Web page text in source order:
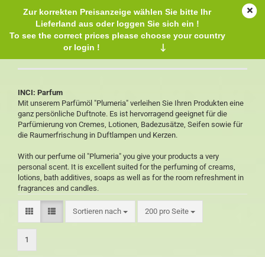
Zur korrekten Preisanzeige wählen Sie bitte Ihr
Lieferland aus oder loggen Sie sich ein !
To see the correct prices please choose your country
or login !
↓
Parfümöl Plumeria
INCI: Parfum
Mit unserem Parfümöl "Plumeria" verleihen Sie Ihren Produkten eine
ganz persönliche Duftnote. Es ist hervorragend geeignet für die
Parfümierung von Cremes, Lotionen, Badezusätze, Seifen sowie für
die Raumerfrischung in Duftlampen und Kerzen.
With our perfume oil "Plumeria" you give your products a very
personal scent. It is excellent suited for the perfuming of creams,
lotions, bath additives, soaps as well as for the room refreshment in
fragrances and candles.
Sortieren nach 200 pro Seite
1